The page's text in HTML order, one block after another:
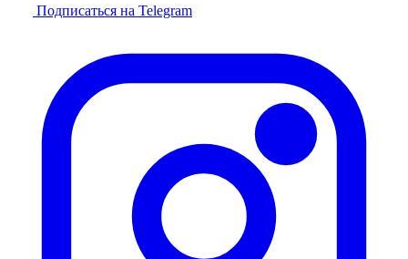
Подписаться на Telegram